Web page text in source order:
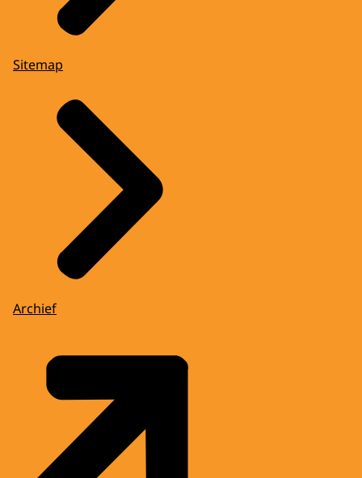
Sitemap
Archief